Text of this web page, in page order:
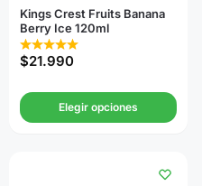
Kings Crest Fruits Banana
Berry Ice 120ml
$21.990
Elegir opciones